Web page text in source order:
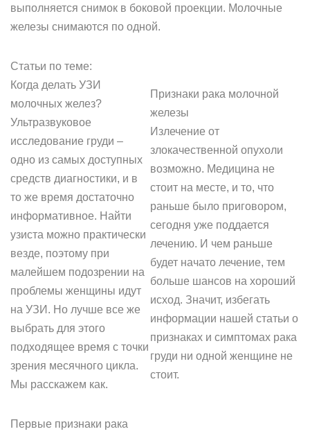
выполняется снимок в боковой проекции. Молочные
железы снимаются по одной.
Статьи по теме:
Когда делать УЗИ
молочных желез?
Ультразвуковое
исследование груди –
одно из самых доступных
средств диагностики, и в
то же время достаточно
информативное. Найти
узиста можно практически
везде, поэтому при
малейшем подозрении на
проблемы женщины идут
на УЗИ. Но лучше все же
выбрать для этого
подходящее время с точки
зрения месячного цикла.
Мы расскажем как.
Признаки рака молочной
железы
Излечение от
злокачественной опухоли
возможно. Медицина не
стоит на месте, и то, что
раньше было приговором,
сегодня уже поддается
лечению. И чем раньше
будет начато лечение, тем
больше шансов на хороший
исход. Значит, избегать
информации нашей статьи о
признаках и симптомах рака
груди ни одной женщине не
стоит.
Первые признаки рака